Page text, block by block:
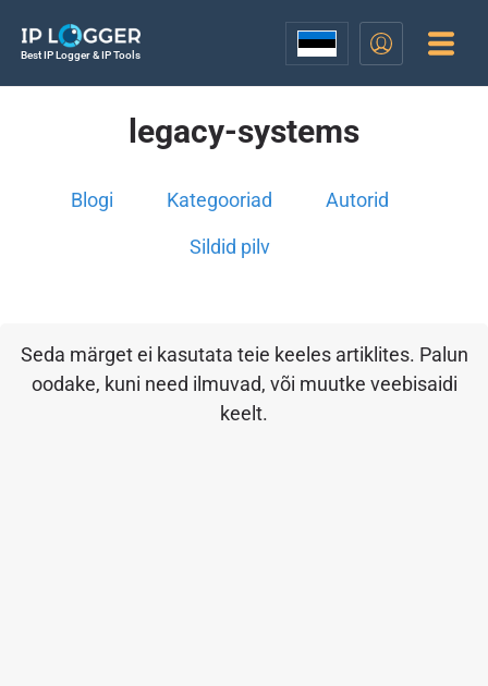
Best IP Logger & IP Tools
legacy-systems
Blogi Kategooriad Autorid
Sildid pilv